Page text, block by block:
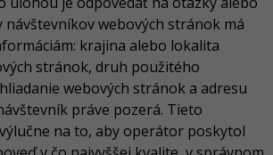
návštevníkov webových stránok má
krajina alebo lokalita
stránok, druh použitého
webových stránok a adresu
práve pozerá. Tieto
na to, aby operátor poskytol